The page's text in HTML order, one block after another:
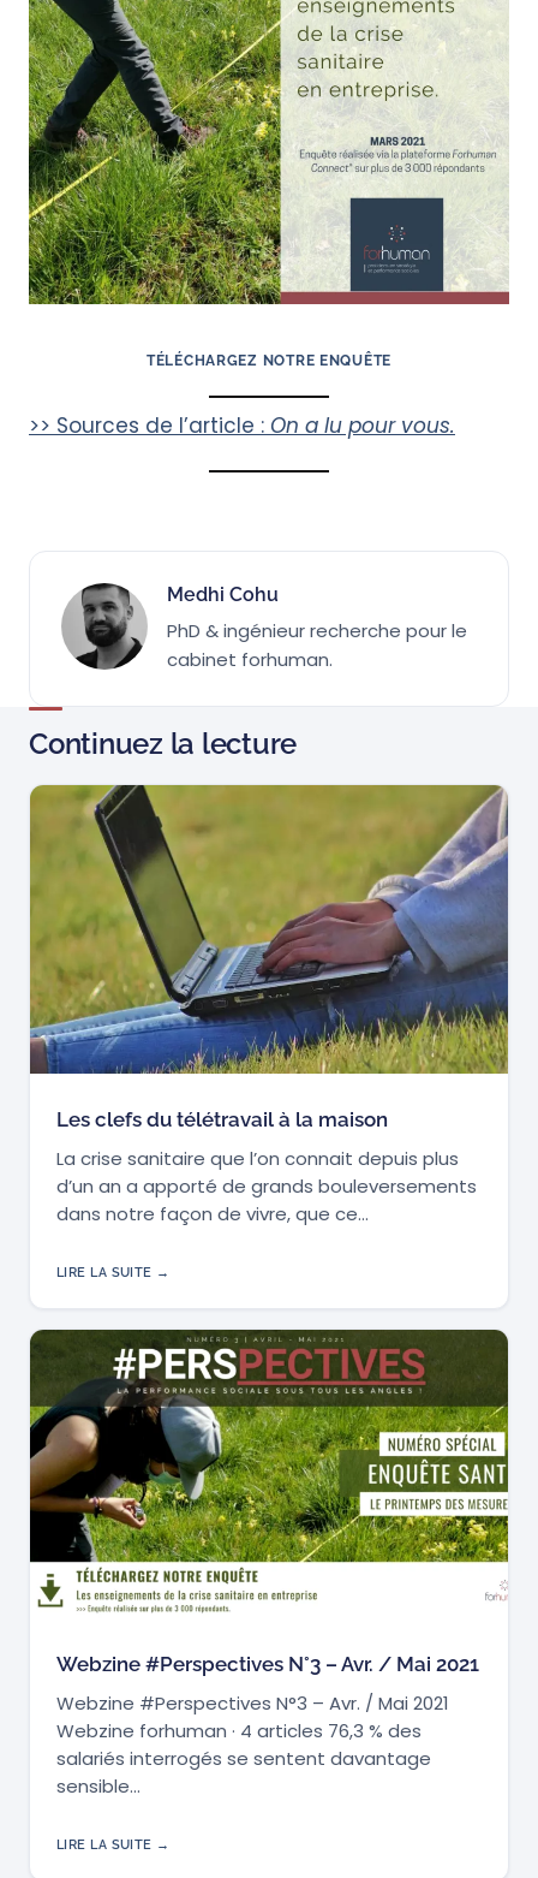
TÉLÉCHARGEZ NOTRE ENQUÊTE
>> Sources de l’article : On a lu pour vous.
Medhi Cohu
PhD & ingénieur recherche pour le
cabinet forhuman.
Continuez la lecture
Les clefs du télétravail à la maison
La crise sanitaire que l’on connait depuis plus
d’un an a apporté de grands bouleversements
dans notre façon de vivre, que ce…
LIRE LA SUITE →
Webzine #Perspectives N°3 – Avr. / Mai 2021
Webzine #Perspectives N°3 – Avr. / Mai 2021
Webzine forhuman · 4 articles 76,3 % des
salariés interrogés se sentent davantage
sensible…
LIRE LA SUITE →